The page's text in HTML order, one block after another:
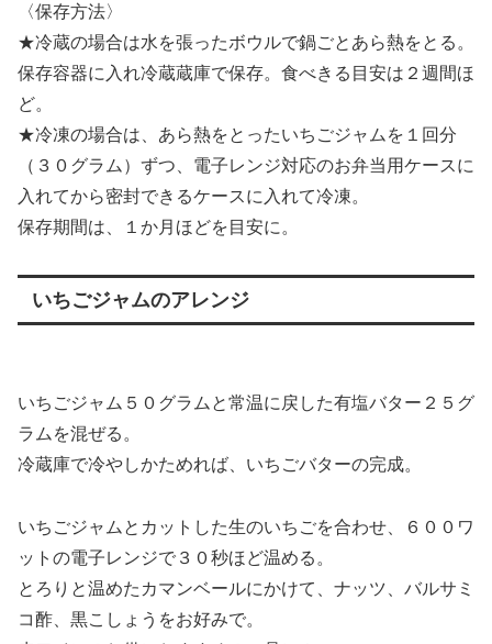
〈保存方法〉
★冷蔵の場合は水を張ったボウルで鍋ごとあら熱をとる。
保存容器に入れ冷蔵蔵庫で保存。食べきる目安は２週間ほ
ど。
★冷凍の場合は、あら熱をとったいちごジャムを１回分
（３０グラム）ずつ、電子レンジ対応のお弁当用ケースに
入れてから密封できるケースに入れて冷凍。
保存期間は、１か月ほどを目安に。
いちごジャムのアレンジ
いちごジャム５０グラムと常温に戻した有塩バター２５グ
ラムを混ぜる。
冷蔵庫で冷やしかためれば、いちごバターの完成。
いちごジャムとカットした生のいちごを合わせ、６００ワ
ットの電子レンジで３０秒ほど温める。
とろりと温めたカマンベールにかけて、ナッツ、バルサミ
コ酢、黒こしょうをお好みで。